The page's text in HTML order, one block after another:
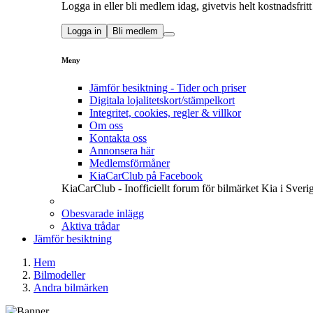
Logga in eller bli medlem idag, givetvis helt
Logga in Bli medlem
Meny
Jämför besiktning - Tider och priser
Digitala lojalitetskort/stämpelkort
Integritet, cookies, regler & villkor
Om oss
Kontakta oss
Annonsera här
Medlemsförmåner
KiaCarClub på Facebook
KiaCarClub - Inofficiellt forum för bilmärket Kia i
Obesvarade inlägg
Aktiva trådar
Jämför besiktning
Hem
Bilmodeller
Andra bilmärken